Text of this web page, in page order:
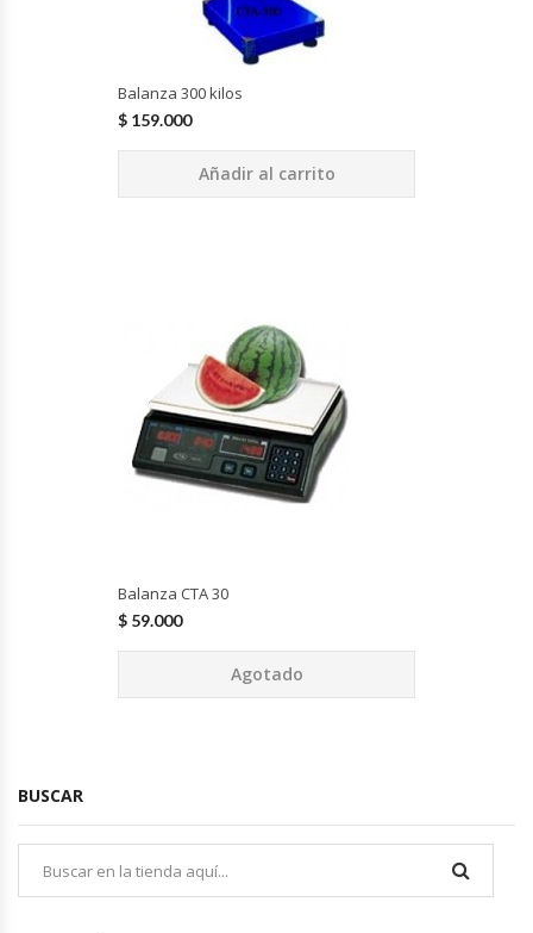
Exhibidoras De Productos Calientes
Expendedoras De Jugo
Fabricadoras De Hielo
Formadora De Pizza
Hervidores / Percoladores
Hornos Cocción Acelerada
Hornos Eléctricos
Balanza 300 kilos
$ 159.000
Añadir al carrito
Balanza CTA 30
$ 59.000
Agotado
BUSCAR